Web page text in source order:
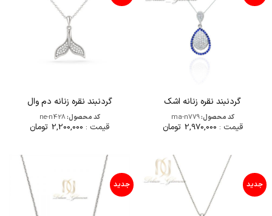
گردنبند نقره زنانه اشک
کد محصول:ma-n779
قیمت : 2,970,000 تومان
گردنبند نقره زنانه دم وال
کد محصول:ne-n428
قیمت : 2,200,000 تومان
جدید جدید